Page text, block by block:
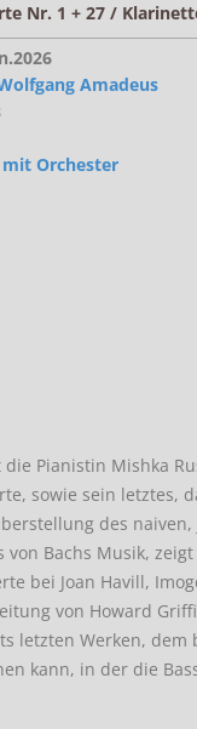
Nr. 1 + 27 /
Amadeus
Orchester
Pianistin Mishka
sowie sein letztes,
des
Bachs Musik,
bei Joan Havill,
von Howard
letzten Werken, dem
kann, in der die